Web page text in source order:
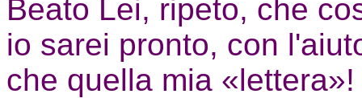
Beato Lei, ripeto, che
io sarei pronto, con
che quella mia «lettera»!